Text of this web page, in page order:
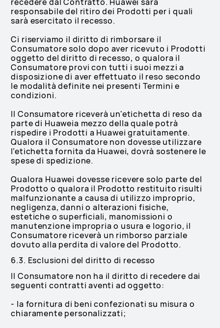
responsabile del ritiro dei Prodotti per i quali
sarà esercitato il recesso.
Ci riserviamo il diritto di rimborsare il
Consumatore solo dopo aver ricevuto i Prodotti
oggetto del diritto di recesso, o qualora il
Consumatore provi con tutti i suoi mezzi a
disposizione di aver effettuato il reso secondo
le modalità definite nei presenti Termini e
condizioni.
Il Consumatore riceverà un'etichetta di reso da
parte di Huaweia mezzo della quale potrà
rispedire i Prodotti a Huawei gratuitamente.
Qualora il Consumatore non dovesse utilizzare
l’etichetta fornita da Huawei, dovrà sostenere le
spese di spedizione.
Qualora Huawei dovesse ricevere solo parte del
Prodotto o qualora il Prodotto restituito risulti
malfunzionante a causa di utilizzo improprio,
negligenza, danni o alterazioni fisiche,
estetiche o superficiali, manomissioni o
manutenzione impropria o usura e logorio, il
Consumatore riceverà un rimborso parziale
dovuto alla perdita di valore del Prodotto.
6.3. Esclusioni del diritto di recesso
Il Consumatore non ha il diritto di recedere dai
seguenti contratti aventi ad oggetto:
- la fornitura di beni confezionati su misura o
chiaramente personalizzati;